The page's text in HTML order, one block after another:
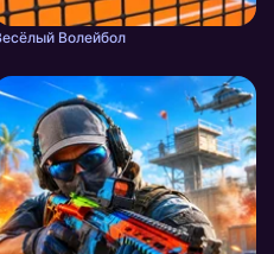
Волейбол